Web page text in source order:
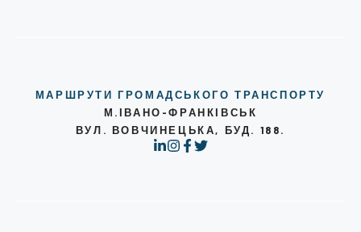
МАРШРУТИ ГРОМАДСЬКОГО ТРАНСПОРТУ
М.ІВАНО-ФРАНКІВСЬК
ВУЛ. ВОВЧИНЕЦЬКА, БУД. 188.